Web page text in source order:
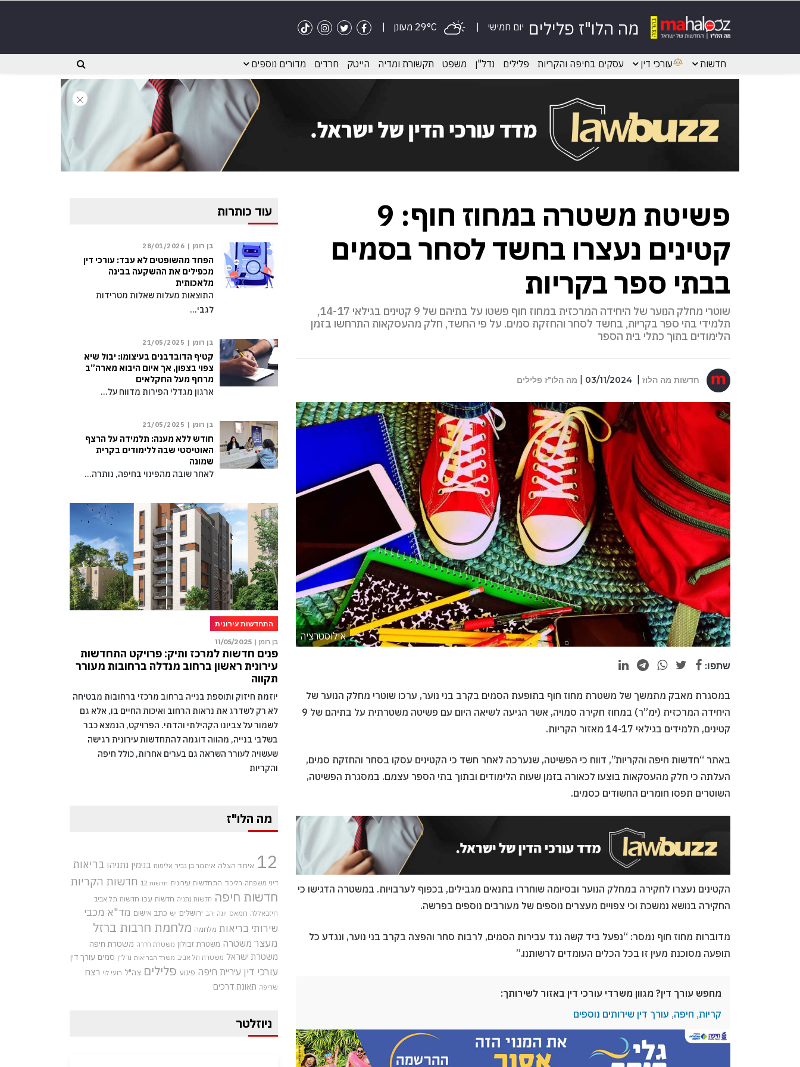
יום חמישי מה הלו"ז פלילים
חדשות עורכי דין עסקים בחיפה והקריות פלילים נדל"ן משפט תקשורת ומדיה הייטק חרדים מדורים נוספים
פשיטת משטרה במחוז חוף: 9
קטינים נעצרו בחשד לסחר בסמים
בבתי ספר בקריות
שוטרי מחלק הנוער של היחידה המרכזית במחוז חוף פשטו על בתיהם של 9 קטינים בגילאי 14-17,
תלמידי בתי ספר בקריות, בחשד לסחר והחזקת סמים. על פי החשד, חלק מהעסקאות התרחשו בזמן
הלימודים בתוך כתלי בית הספר
חדשות מה הלוז 03/11/2024 מה הלו"ז פלילים
אילוסטרציה
שתפו:
במסגרת מאבק מתמשך של משטרת מחוז חוף בתופעת הסמים בקרב בני נוער, ערכו שוטרי מחלק הנוער של
היחידה המרכזית (ימ”ר) במחוז חקירה סמויה, אשר הגיעה לשיאה היום עם פשיטה משטרתית על בתיהם של 9
קטינים, תלמידים בגילאי 14-17 מאזור הקריות.
באתר “חדשות חיפה והקריות”, דווח כי הפשיטה, שנערכה לאחר חשד כי הקטינים עסקו בסחר והחזקת סמים,
העלתה כי חלק מהעסקאות בוצעו לכאורה בזמן שעות הלימודים ובתוך בתי הספר עצמם. במסגרת הפשיטה,
השוטרים תפסו חומרים החשודים כסמים.
הקטינים נעצרו לחקירה במחלק הנוער ובסיומה שוחררו בתנאים מגבילים, בכפוף לערבויות. במשטרה הדגישו כי
החקירה בנושא נמשכת וכי צפויים מעצרים נוספים של מעורבים נוספים בפרשה.
מדוברות מחוז חוף נמסר: “נפעל ביד קשה נגד עבירות הסמים, לרבות סחר והפצה בקרב בני נוער, ונגדע כל
תופעה מסוכנת מעין זו בכל הכלים העומדים לרשותנו.”
מחפש עורך דין? מגוון משרדי עורכי דין באזור לשירותך:
קריות, חיפה, עורך דין שירותים נוספים
עוד כותרות
בן רומן | 28/01/2026
הפחד מהשופטים לא עבד: עורכי דין
מכפילים את ההשקעה בבינה
מלאכותית
התוצאות מעלות שאלות מטרידות
לגבי…
בן רומן | 21/05/2025
קטיף הדובדבנים בעיצומו: יבול שיא
צפוי בצפון, אך איום היבוא מארה”ב
מרחף מעל החקלאים
ארגון מגדלי הפירות מדווח על…
בן רומן | 21/05/2025
חודש ללא מענה: תלמידה על הרצף
האוטיסטי שבה ללימודים בקרית
שמונה
לאחר שובה מהפינוי בחיפה, נותרה…
התחדשות עירונית
בן רומן | 11/05/2025
פנים חדשות למרכז ותיק: פרויקט התחדשות
עירונית ראשון ברחוב מנדלה ברחובות מעורר
תקווה
יוזמת חיזוק ותוספת בנייה ברחוב מרכזי ברחובות מבטיחה
לא רק לשדרג את נראות הרחוב ואיכות החיים בו, אלא גם
לשמור על צביונו הקהילתי והדתי. הפרויקט, הנמצא כבר
בשלבי בנייה, מהווה דוגמה להתחדשות עירונית רגישה
שעשויה לעורר השראה גם בערים אחרות, כולל חיפה
והקריות
מה הלו"ז
12 איחוד הצלה איתמר בן גביר אלימות בנימין נתניהו בריאות
דיני משפחה הליכוד התחדשות עירונית חדשות 12 חדשות הקריות
חדשות חיפה חדשות נתניה חדשות עכו חדשות תל אביב
חיזבאללה חמאס יונה יהב ירושלים יש כתב אישום מד"א מכבי
שירותי בריאות מלחמה מלחמת חרבות ברזל
מעצר משטרה משטרת זבולון משטרת חדרה משטרת חיפה
משטרת ישראל משטרת תל אביב משרד הבריאות נדל"ן סמים עורך דין
עורכי דין עיריית חיפה פיגוע פלילים צה"ל רועי לוי רצח
שריפה תאונת דרכים
ניוזלטר